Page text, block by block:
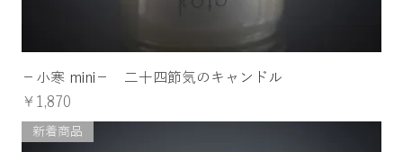
−小寒 mini− 二十四節気のキャンドル
価格
￥1,870
新着商品